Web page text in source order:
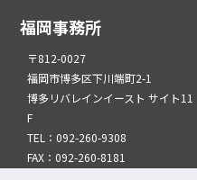
福岡事務所
〒812-0027
福岡市博多区下川端町2-1
博多リバレインイースト サイト11
F
TEL：092-260-9308
FAX：092-260-8181